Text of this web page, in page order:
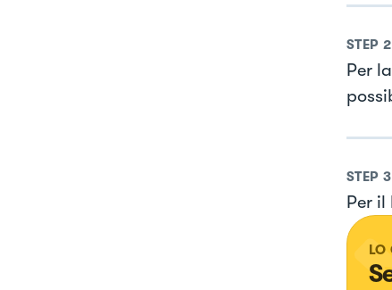
STEP 2
Per
STEP 3
Per
LO